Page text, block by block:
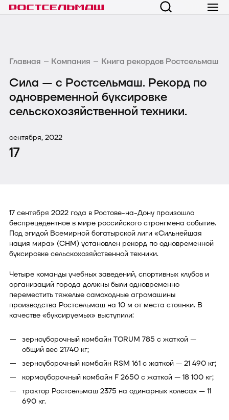
Главная Компания Книга рекордов Ростсельмаш
Сила — с Ростсельмаш. Рекорд по
одновременной буксировке
сельскохозяйственной техники.
сентября, 2022
17
17 сентября 2022 года в Ростове-на-Дону произошло
беспрецедентное в мире российского стронгмена событие.
Под эгидой Всемирной богатырской лиги «Сильнейшая
нация мира» (СНМ) установлен рекорд по одновременной
буксировке сельскохозяйственной техники.
Четыре команды учебных заведений, спортивных клубов и
организаций города должны были одновременно
переместить тяжелые самоходные агромашины
производства Ростсельмаш на 10 м от места стоянки. В
качестве «буксируемых» выступили:
зерноуборочный комбайн TORUM 785 с жаткой —
общий вес 21740 кг;
зерноуборочный комбайн RSM 161 с жаткой — 21 490 кг;
кормоуборочный комбайн F 2650 с жаткой — 18 100 кг;
трактор Ростсельмаш 2375 на одинарных колесах — 11
690 кг.